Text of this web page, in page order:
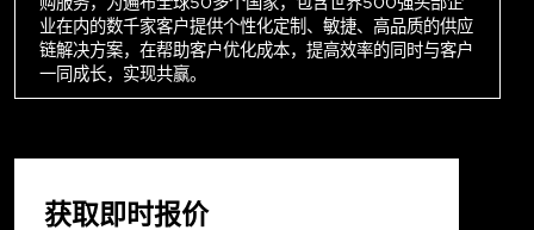
业在内的数千家客户提供个性化定制、敏捷、高品质的供应
链解决方案，在帮助客户优化成本，提高效率的同时与客户
一同成长，实现共赢。
获取即时报价